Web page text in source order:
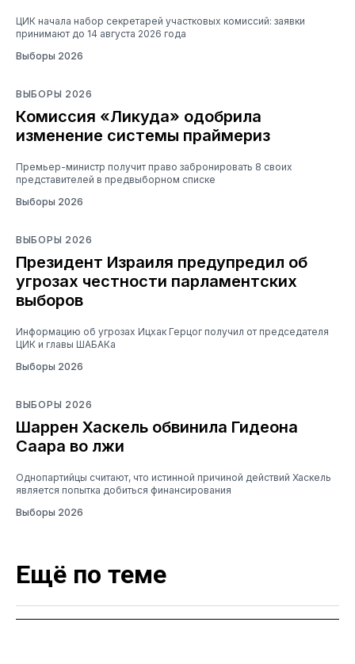
ЦИК начала набор секретарей участковых комиссий: заявки
принимают до 14 августа 2026 года
Выборы 2026
ВЫБОРЫ 2026
Комиссия «Ликуда» одобрила
изменение системы праймериз
Премьер-министр получит право забронировать 8 своих
представителей в предвыборном списке
Выборы 2026
ВЫБОРЫ 2026
Президент Израиля предупредил об
угрозах честности парламентских
выборов
Информацию об угрозах Ицхак Герцог получил от председателя
ЦИК и главы ШАБАКа
Выборы 2026
ВЫБОРЫ 2026
Шаррен Хаскель обвинила Гидеона
Саара во лжи
Однопартийцы считают, что истинной причиной действий Хаскель
является попытка добиться финансирования
Выборы 2026
Ещё по теме